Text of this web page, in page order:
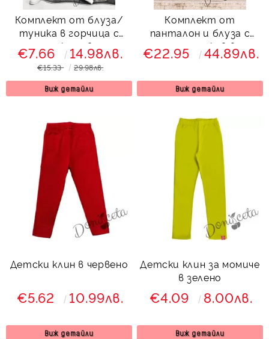
Комплект от блуза/
туника в горчица с
надпис и клин в черно
€7.66 14.98лв.
€15.33 29.98лв.
Виж детайли
Комплект от
панталон и блуза с
дълъг ръкав в
тюркоаз/мента
€22.95 44.89лв.
Виж детайли
Детски клин в червено
€5.62 10.99лв.
Виж детайли
Детски клин за момиче
в зелено
€4.09 8.00лв.
Виж детайли